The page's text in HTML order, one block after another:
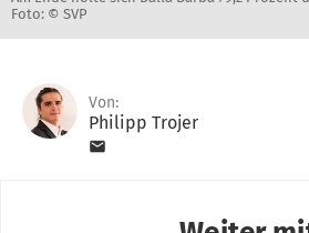
Foto: © SVP
Von:
Philipp Trojer